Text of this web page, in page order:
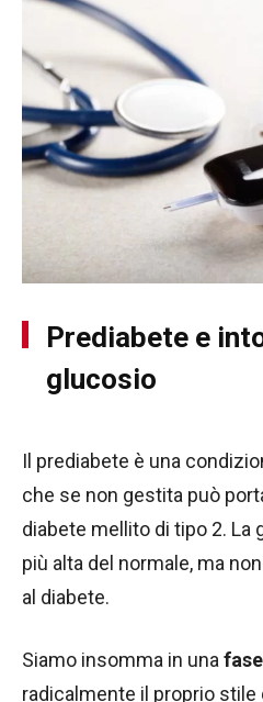
Prediabete e
glucosio
Il prediabete è una
che se non gestita può
diabete mellito di tipo 2. La
più alta del normale, ma
al diabete.
Siamo insomma in una
radicalmente il proprio stile